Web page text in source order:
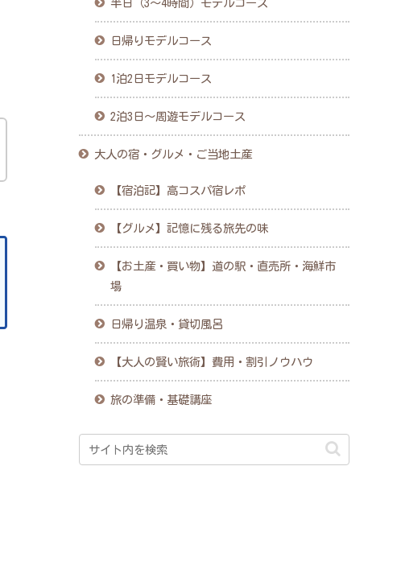
半日（3〜4時間）モデルコース
日帰りモデルコース
1泊2日モデルコース
2泊3日〜周遊モデルコース
大人の宿・グルメ・ご当地土産
【宿泊記】高コスパ宿レポ
【グルメ】記憶に残る旅先の味
【お土産・買い物】道の駅・直売所・海鮮市
場
日帰り温泉・貸切風呂
【大人の賢い旅術】費用・割引ノウハウ
旅の準備・基礎講座